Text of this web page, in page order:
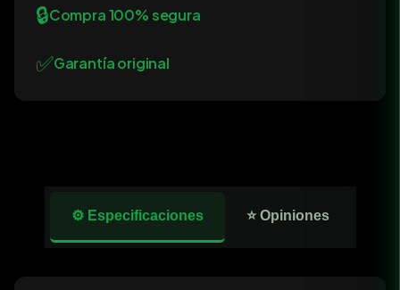
🔒Compra 100% segura
✅Garantía original
⚙️ Especificaciones ⭐ Opiniones